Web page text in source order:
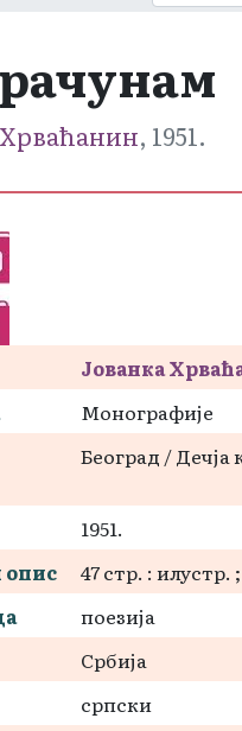
, 1951.
Јованка
Монографије
Београд / Дечја
1951.
47 стр. : илустр.
поезија
Србија
српски